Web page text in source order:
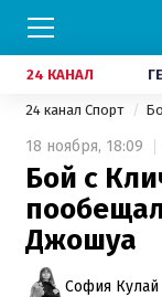
24 КАНАЛ
24 канал Спорт
18 ноября, 18:09
Бой с
Джошуа
София Кулай